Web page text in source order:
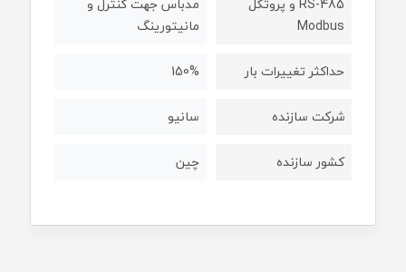
Modbus
مانیتورینگ
حداکثر تغییرات بار
150%
شرکت سازنده
سانیو
کشور سازنده
چین